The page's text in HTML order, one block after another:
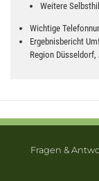
Weitere
Wichtige
Ergebnisbericht
Region Düsseldorf,
Fragen &